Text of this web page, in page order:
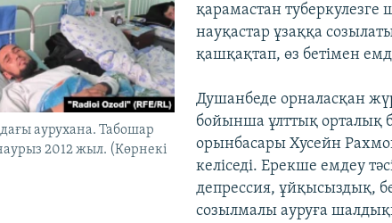
аурухана. Табошар
2012 жыл. (Көрнекі
қарамастан туберкулезге
науқастар ұзаққа
қашқақтап, өз бетімен
Душанбеде орналасқан
бойынша ұлттық
орынбасары Хусейн
келіседі. Ерекше емдеу
депрессия, ұйқысыздық,
созылмалы ауруға